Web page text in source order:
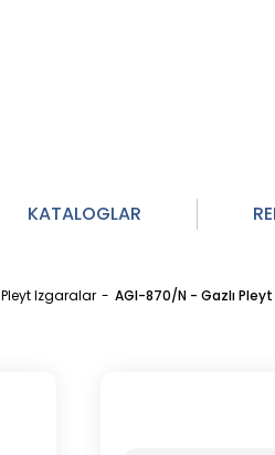
KATALOGLAR
Pleyt Izgaralar AGI-870/N - Gazlı